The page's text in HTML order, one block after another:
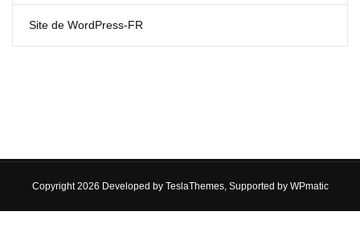
Site de WordPress-FR
Copyright 2026 Developed by TeslaThemes, Supported by WPmatic